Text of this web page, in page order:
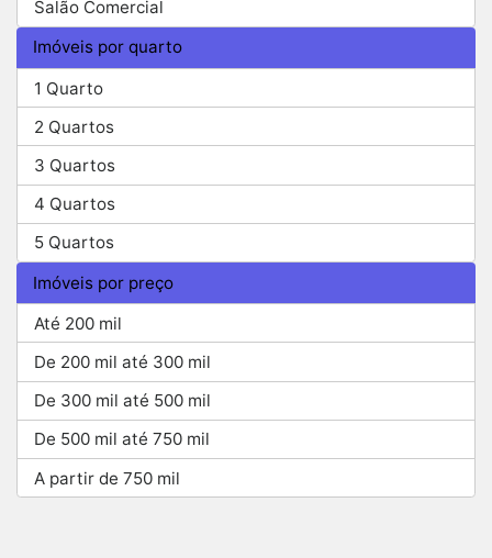
Salão Comercial
Imóveis por quarto
1 Quarto
2 Quartos
3 Quartos
4 Quartos
5 Quartos
Imóveis por preço
Até 200 mil
De 200 mil até 300 mil
De 300 mil até 500 mil
De 500 mil até 750 mil
A partir de 750 mil